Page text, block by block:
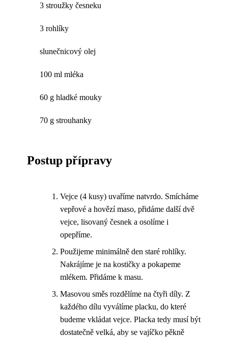
3 stroužky česneku
3 rohlíky
slunečnicový olej
100 ml mléka
60 g hladké mouky
70 g strouhanky
Postup přípravy
Vejce (4 kusy) uvaříme natvrdo. Smícháme
vepřové a hovězí maso, přidáme další dvě
vejce, lisovaný česnek a osolíme i
opepříme.
Použijeme minimálně den staré rohlíky.
Nakrájíme je na kostičky a pokapeme
mlékem. Přidáme k masu.
Masovou směs rozdělíme na čtyři díly. Z
každého dílu vyválíme placku, do které
budeme vkládat vejce. Placka tedy musí být
dostatečně velká, aby se vajíčko pěkně